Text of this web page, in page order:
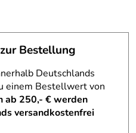
Bestellung
Deutschlands
einem Bestellwert von
ab 250,- € werden
versandkostenfrei